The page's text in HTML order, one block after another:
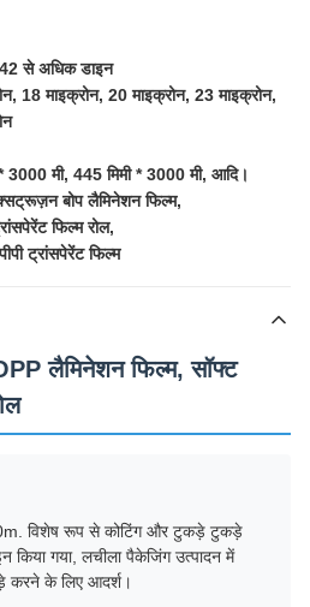
से अधिक डाइन
18 माइक्रोन, 20 माइक्रोन, 23 माइक्रोन,
3000 मी, 445 मिमी * 3000 मी, आदि।
बोप लैमिनेशन फिल्म,
फिल्म रोल,
ट्रांसपेरेंट फिल्म
लैमिनेशन फिल्म, सॉफ्ट
विशेष रूप से कोटिंग और टुकड़े टुकड़े
किया गया, लचीला पैकेजिंग उत्पादन में
करने के लिए आदर्श।